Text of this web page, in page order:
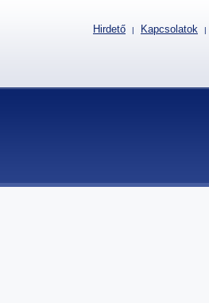
Hirdető | Kapcsolatok |